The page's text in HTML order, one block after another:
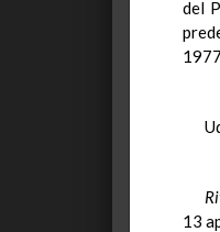
del
13